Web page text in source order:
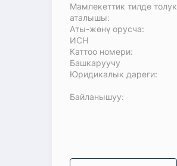
Мамлекеттик тилде толук
аталышы:
Аты-жөнү орусча:
ИСН
Каттоо номери:
Башкаруучу
Юридикалык дареги:
Байланышуу: